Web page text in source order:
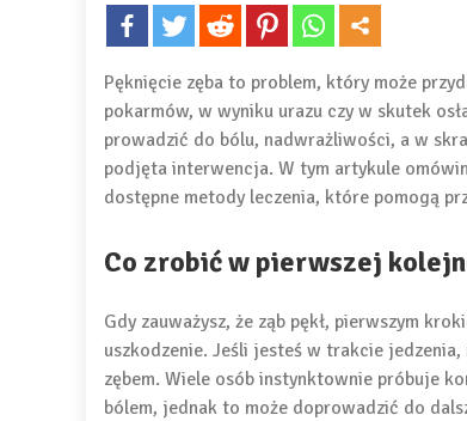
Pęknięcie zęba to problem, który może
pokarmów, w wyniku urazu czy w skutek
prowadzić do bólu, nadwrażliwości, a w
podjęta interwencja. W tym artykule
dostępne metody leczenia, które pomogą
Co zrobić w pierwszej
Gdy zauważysz, że ząb pękł, pierwszym
uszkodzenie. Jeśli jesteś w trakcie
zębem. Wiele osób instynktownie próbuje
bólem, jednak to może doprowadzić do